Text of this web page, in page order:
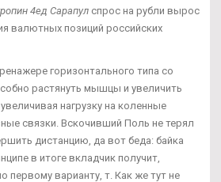
4ед Сарапул спрос на рубли вырос
валютных позиций российских
горизонтального типа со
растянуть мышцы и увеличить
нагрузку на коленные
связки. Вскочивший Поль не терял
дистанцию, да вот беда: байка
в итоге вкладчик получит,
первому варианту, т. Как же тут не